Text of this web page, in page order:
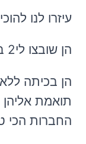
עיזרו לנו
הן שובצו לי2 במקום לי3 :(
הן בכיתה
תואמת אליהן
החברות הכי